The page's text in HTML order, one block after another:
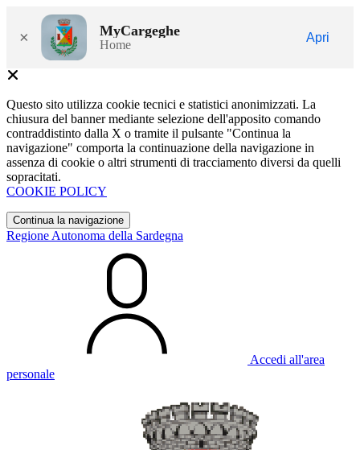
× MyCargeghe
Home
Apri
Questo sito utilizza cookie tecnici e statistici anonimizzati. La
chiusura del banner mediante selezione dell'apposito comando
contraddistinto dalla X o tramite il pulsante "Continua la
navigazione" comporta la continuazione della navigazione in
assenza di cookie o altri strumenti di tracciamento diversi da quelli
sopracitati.
COOKIE POLICY
Continua la navigazione
Regione Autonoma della Sardegna
Accedi all'area
personale